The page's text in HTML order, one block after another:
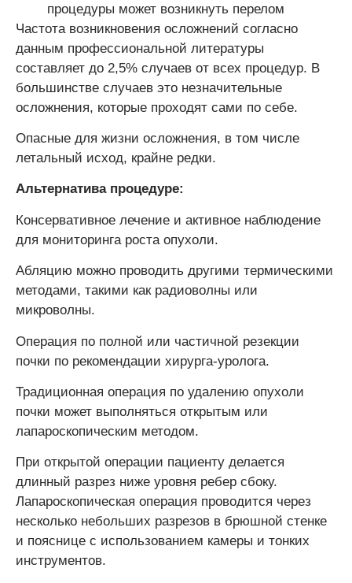
процедуры может возникнуть перелом
Частота возникновения осложнений согласно
данным профессиональной литературы
составляет до 2,5% случаев от всех процедур. В
большинстве случаев это незначительные
осложнения, которые проходят сами по себе.
Опасные для жизни осложнения, в том числе
летальный исход, крайне редки.
Альтернатива процедуре:
Консервативное лечение и активное наблюдение
для мониторинга роста опухоли.
Абляцию можно проводить другими термическими
методами, такими как радиоволны или
микроволны.
Операция по полной или частичной резекции
почки по рекомендации хирурга-уролога.
Традиционная операция по удалению опухоли
почки может выполняться открытым или
лапароскопическим методом.
При открытой операции пациенту делается
длинный разрез ниже уровня ребер сбоку.
Лапароскопическая операция проводится через
несколько небольших разрезов в брюшной стенке
и пояснице с использованием камеры и тонких
инструментов.